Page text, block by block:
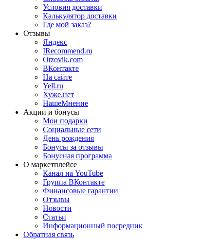
Условия доставки
Калькулятор доставки
Где мой заказ?
Отзывы
Яндекс
IRecommend.ru
Otzovik.com
ВКонтакте
На сайте
Yell.ru
Хуже.нет
НашеМнение
Акции и бонусы
Мои подарки
Социальные сети
День рождения
Бонусы за отзывы
Бонусная программа
О маркетплейсе
Канал на YouTube
Группа ВКонтакте
Финансовые гарантии
Отзывы
Новости
Статьи
Информационный посредник
Обратная связь